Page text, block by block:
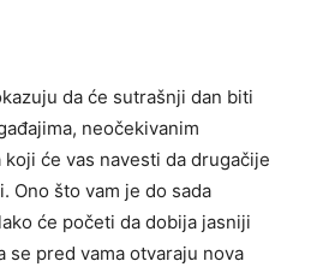
da će sutrašnji dan biti
neočekivanim
će vas navesti da drugačije
Ono što vam je do sada
će početi da dobija jasniji
se pred vama otvaraju nova